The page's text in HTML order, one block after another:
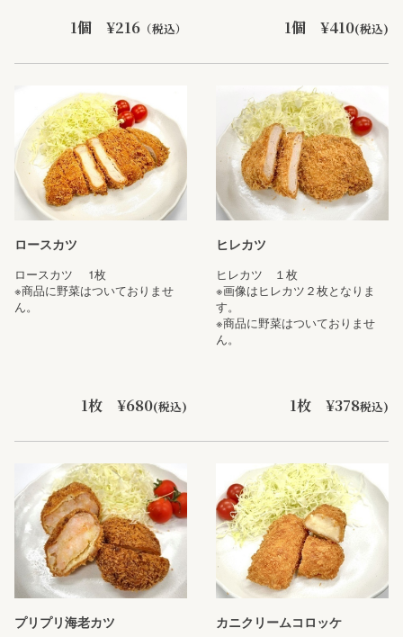
1個 ¥216 （税込） 1個 ¥410(税込)
ロースカツ
ロースカツ 1枚
※商品に野菜はついておりませ
ん。
1枚 ¥680(税込)
ヒレカツ
ヒレカツ １枚
※画像はヒレカツ２枚となりま
す。
※商品に野菜はついておりませ
ん。
1枚 ¥378税込)
プリプリ海老カツ カニクリームコロッケ